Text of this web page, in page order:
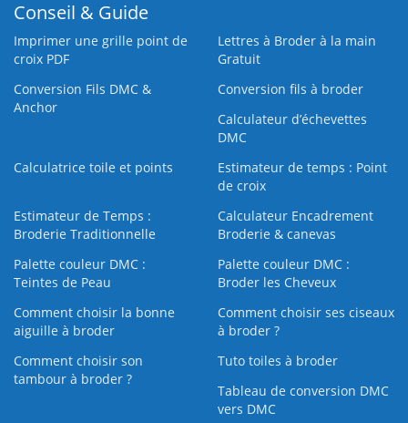
Conseil & Guide
Imprimer une grille point de
croix PDF
Lettres à Broder à la main
Gratuit
Conversion Fils DMC &
Anchor
Conversion fils à broder
Calculateur d’échevettes
DMC
Calculatrice toile et points
Estimateur de temps : Point
de croix
Estimateur de Temps :
Broderie Traditionnelle
Calculateur Encadrement
Broderie & canevas
Palette couleur DMC :
Teintes de Peau
Palette couleur DMC :
Broder les Cheveux
Comment choisir la bonne
aiguille à broder
Comment choisir ses ciseaux
à broder ?
Comment choisir son
tambour à broder ?
Tuto toiles à broder
Tableau de conversion DMC
vers DMC